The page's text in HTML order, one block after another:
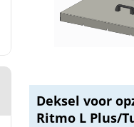
Deksel voor
Ritmo L Plus/